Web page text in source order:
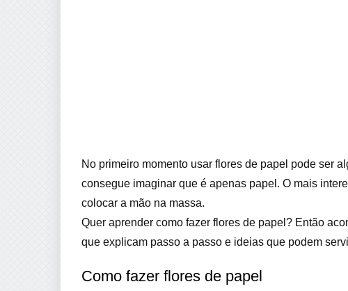
No primeiro momento usar flores de papel pode ser
consegue imaginar que é apenas papel. O mais
colocar a mão na massa.
Quer aprender como fazer flores de papel? Então
que explicam passo a passo e ideias que podem
Como fazer flores de papel